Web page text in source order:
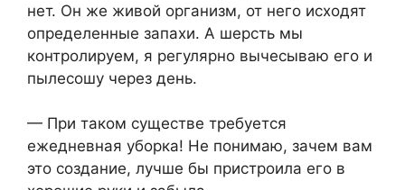
нет. Он же живой организм, от него исходят
определенные запахи. А шерсть мы
контролируем, я регулярно вычесываю его и
пылесошу через день.
— При таком существе требуется
ежедневная уборка! Не понимаю, зачем вам
это создание, лучше бы пристроила его в